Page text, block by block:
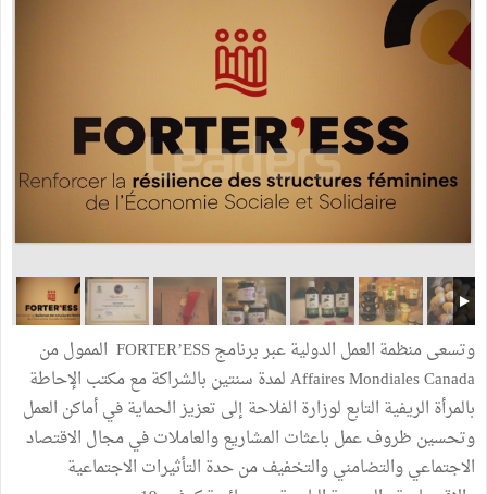
وتسعى منظمة العمل الدولية عبر برنامج FORTER’ESS الممول من
Affaires Mondiales Canada لمدة سنتين بالشراكة مع مكتب الإحاطة
بالمرأة الريفية التابع لوزارة الفلاحة إلى تعزيز الحماية في أماكن العمل
وتحسين ظروف عمل باعثات المشاريع والعاملات في مجال الاقتصاد
الاجتماعي والتضامني والتخفيف من حدة التأثيرات الاجتماعية